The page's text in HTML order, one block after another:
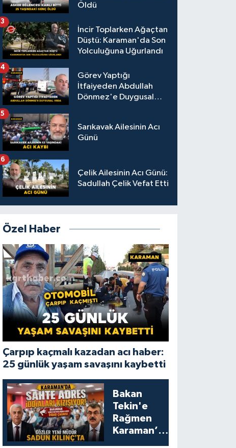
Öldü
İncir Toplarken Ağaçtan
Düştü: Karaman'da Son
Yolculuğuna Uğurlandı
3
Görev Yaptığı
İtfaiyeden Abdullah
Dönmez'e Duygusal
4
Sarıkavak Ailesinin Acı
Günü
5
Çelik Ailesinin Acı Günü:
Sadullah Çelik Vefat Etti
6
Özel Haber
Çarpıp kaçmalı kazadan acı haber:
25 günlük yaşam savaşını kaybetti
Bakan
Tekin'e
Rağmen
Karaman’da